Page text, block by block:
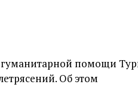
гуманитарной помощи
Об этом